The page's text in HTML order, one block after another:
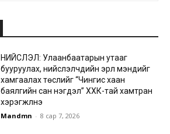
НИЙСЛЭЛ: Улаанбаатарын утааг
бууруулах, нийслэлчүүдийн эрүүл мэндийг
хамгаалах төслийг “Чингис хаан
баялгийн сан нэгдэл” ХХК-тай хамтран
хэрэгжүүлнэ
Mandmn - 8 сар 7, 2026